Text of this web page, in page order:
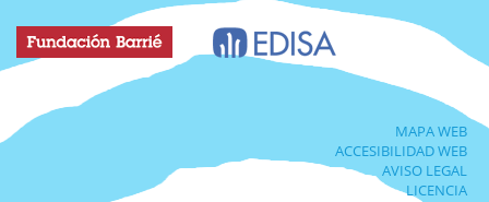
MAPA WEB
ACCESIBILIDAD WEB
AVISO LEGAL
LICENCIA